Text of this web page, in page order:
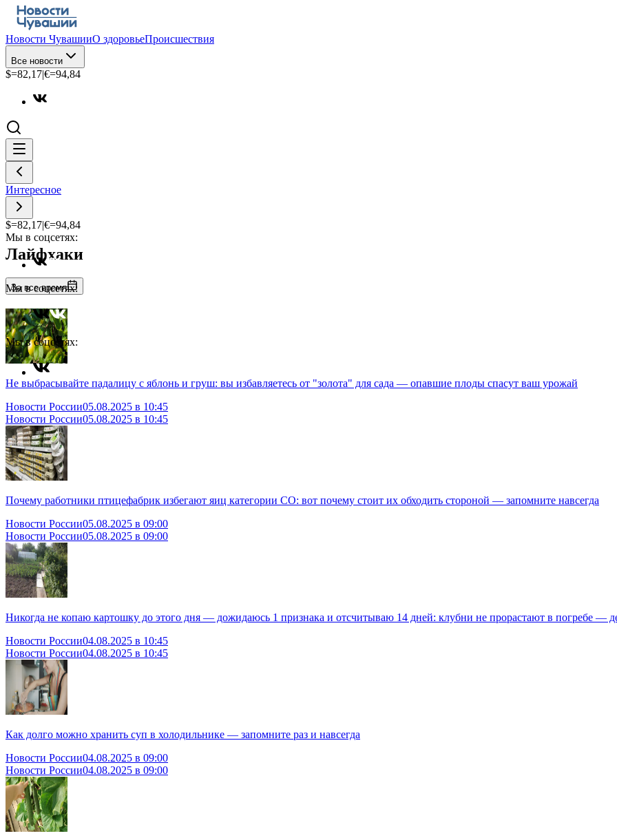
Новости ЧувашииО здоровьеПроисшествия
Все новости
$=82,17|€=94,84
Интересное
$=82,17|€=94,84
Мы в соцсетях:
Мы в соцсетях:
Мы в соцсетях:
Лайфхаки
За все время
Не выбрасывайте падалицу с яблонь и груш: вы избавляетесь от "золота" для сада — опавшие плоды спасут ваш урожай
Новости России05.08.2025 в 10:45
Новости России05.08.2025 в 10:45
Почему работники птицефабрик избегают яиц категории СО: вот почему стоит их обходить стороной — запомните навсегда
Новости России05.08.2025 в 09:00
Новости России05.08.2025 в 09:00
Никогда не копаю картошку до этого дня — дожидаюсь 1 признака и отсчитываю 14 дней: клубни не прорастают в погребе —
Новости России04.08.2025 в 10:45
Новости России04.08.2025 в 10:45
Как долго можно хранить суп в холодильнике — запомните раз и навсегда
Новости России04.08.2025 в 09:00
Новости России04.08.2025 в 09:00